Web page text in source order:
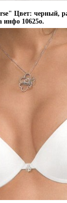
Цвет: черный,
инфо 10625o.